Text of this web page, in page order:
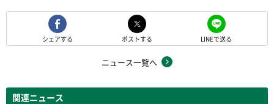
シェアする ポストする LINEで送る
ニュース一覧へ
関連ニュース